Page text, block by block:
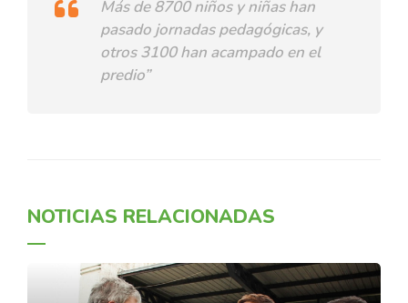
Más de 8700 niños y niñas han
pasado jornadas pedagógicas, y
otros 3100 han acampado en el
predio”
NOTICIAS RELACIONADAS